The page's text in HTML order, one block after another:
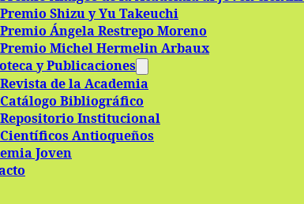
Premio Shizu y Yu Takeuchi
Premio Ángela Restrepo Moreno
Premio Michel Hermelin Arbaux
y Publicaciones
Revista de la Academia
Catálogo Bibliográfico
Repositorio Institucional
Científicos Antioqueños
Joven